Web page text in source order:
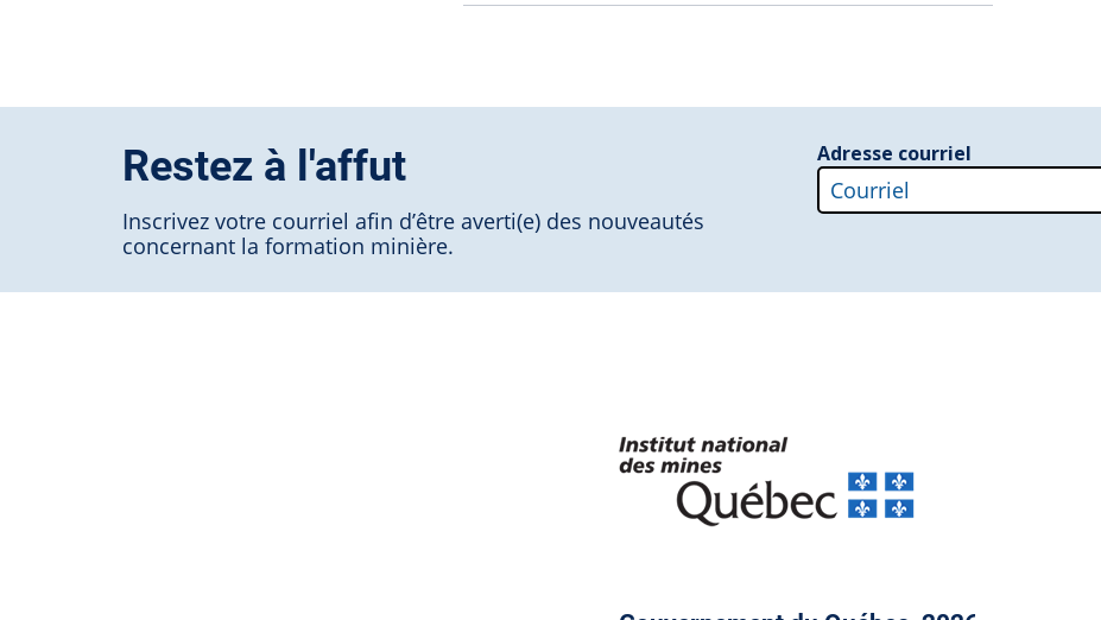
Restez à l'affut
Inscrivez votre courriel afin d’être averti(e) des nouveautés
concernant la formation minière.
Adresse courriel